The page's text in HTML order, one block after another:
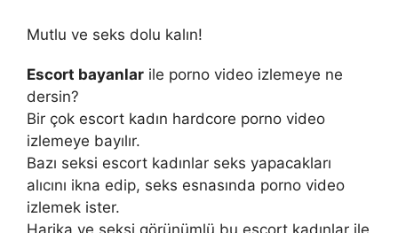
Mutlu ve seks dolu kalın!
Escort bayanlar ile porno video izlemeye ne
dersin?
Bir çok escort kadın hardcore porno video
izlemeye bayılır.
Bazı seksi escort kadınlar seks yapacakları
alıcını ikna edip, seks esnasında porno video
izlemek ister.
Harika ve seksi görünümlü bu escort kadınlar ile